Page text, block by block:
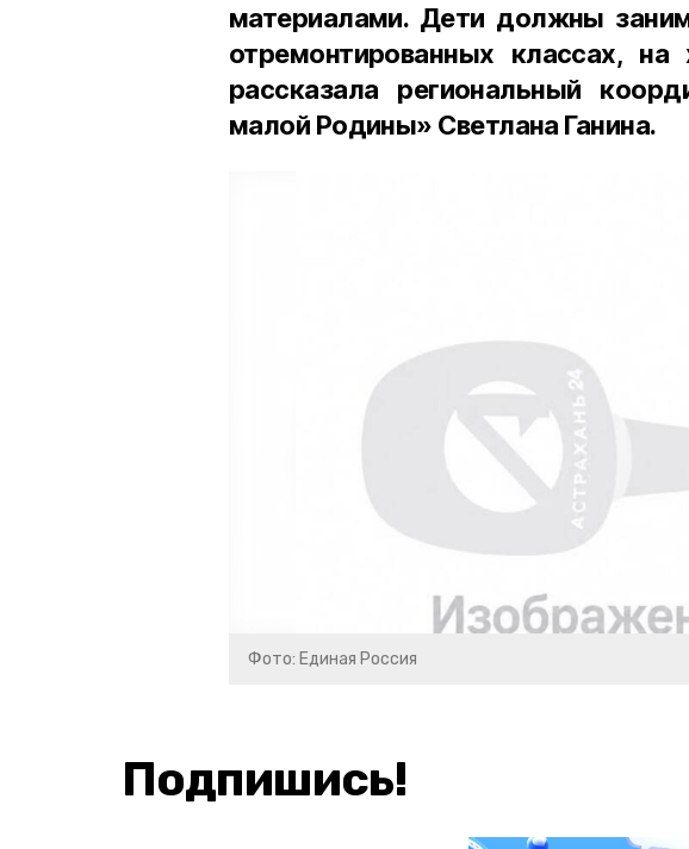
материалами. Дети должны
отремонтированных классах,
рассказала региональный
малой Родины» Светлана Ганина.
Фото: Единая Россия
Подпишись!